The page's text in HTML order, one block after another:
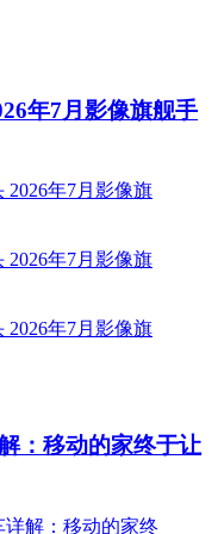
年7月影像旗舰手
：移动的家终于让